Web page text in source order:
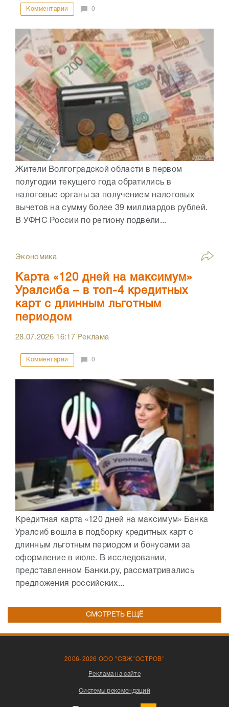
Комментарии 0
Жители Волгоградской области в первом
полугодии текущего года обратились в
налоговые органы за получением налоговых
вычетов на сумму более 39 миллиардов рублей.
В УФНС России по региону подвели...
Экономика
Карта «120 дней на максимум»
Уралсиба – в топ-4 кредитных
карт с длинным льготным
периодом
28.07.2026 16:17Реклама
Комментарии 0
Кредитная карта «120 дней на максимум» Банка
Уралсиб вошла в подборку кредитных карт с
длинным льготным периодом и бонусами за
оформление в июле. В исследовании,
представленном Банки.ру, рассматривались
предложения российских...
СМОТРЕТЬ ЕЩЁ
2006-2026 ООО "СВЖ"ОСТРОВ"
Реклама на сайте
Системы рекомендаций